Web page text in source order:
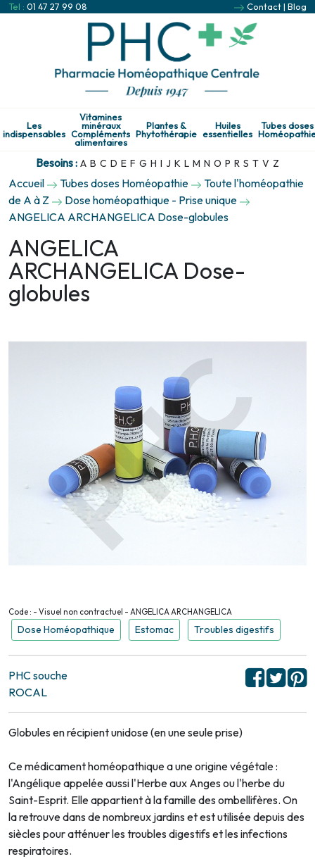
Tel : 01 47 27 99 08 Contact| Blog
Les
indispensables
Vitamines
minéraux
Compléments
alimentaires
Plantes &
Phytothérapie
Huiles
essentielles
Tubes doses
Besoins : A B C D E F G H I J K L M N O P R S T V Z
Accueil Tubes doses Homéopathie
Toute l'homéopathie
de A à Z
Dose homéopathique - Prise unique
ANGELICA ARCHANGELICA Dose-globules
ANGELICA
ARCHANGELICA Dose-
globules
Code : - Visuel non contractuel - ANGELICA ARCHANGELICA
Dose Homéopathique Estomac Troubles digestifs
PHC souche
ROCAL
Globules en récipient unidose (en une seule prise)
Ce médicament homéopathique a une origine végétale :
l'Angélique appelée aussi l'Herbe aux Anges ou l'herbe du
Saint-Esprit. Elle appartient à la famille des ombellifères. On
la retrouve dans de nombreux jardins et est utilisée depuis des
siècles pour atténuer les troubles digestifs et les infections
respiratoires.